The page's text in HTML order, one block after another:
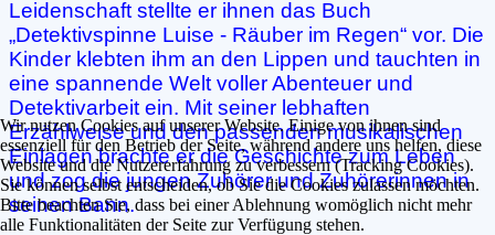
Leidenschaft stellte er ihnen das Buch
„Detektivspinne Luise - Räuber im Regen“ vor. Die
Kinder klebten ihm an den Lippen und tauchten in
eine spannende Welt voller Abenteuer und
Detektivarbeit ein. Mit seiner lebhaften
Erzählweise und den passenden musikalischen
Einlagen brachte er die Geschichte zum Leben
und zog die jungen Zuhörer und Zuhörerinnen in
seinen Bann.
Wir nutzen Cookies auf unserer Website. Einige von ihnen sind
essenziell für den Betrieb der Seite, während andere uns helfen, diese
Website und die Nutzererfahrung zu verbessern (Tracking Cookies).
Sie können selbst entscheiden, ob Sie die Cookies zulassen möchten.
Bitte beachten Sie, dass bei einer Ablehnung womöglich nicht mehr
alle Funktionalitäten der Seite zur Verfügung stehen.